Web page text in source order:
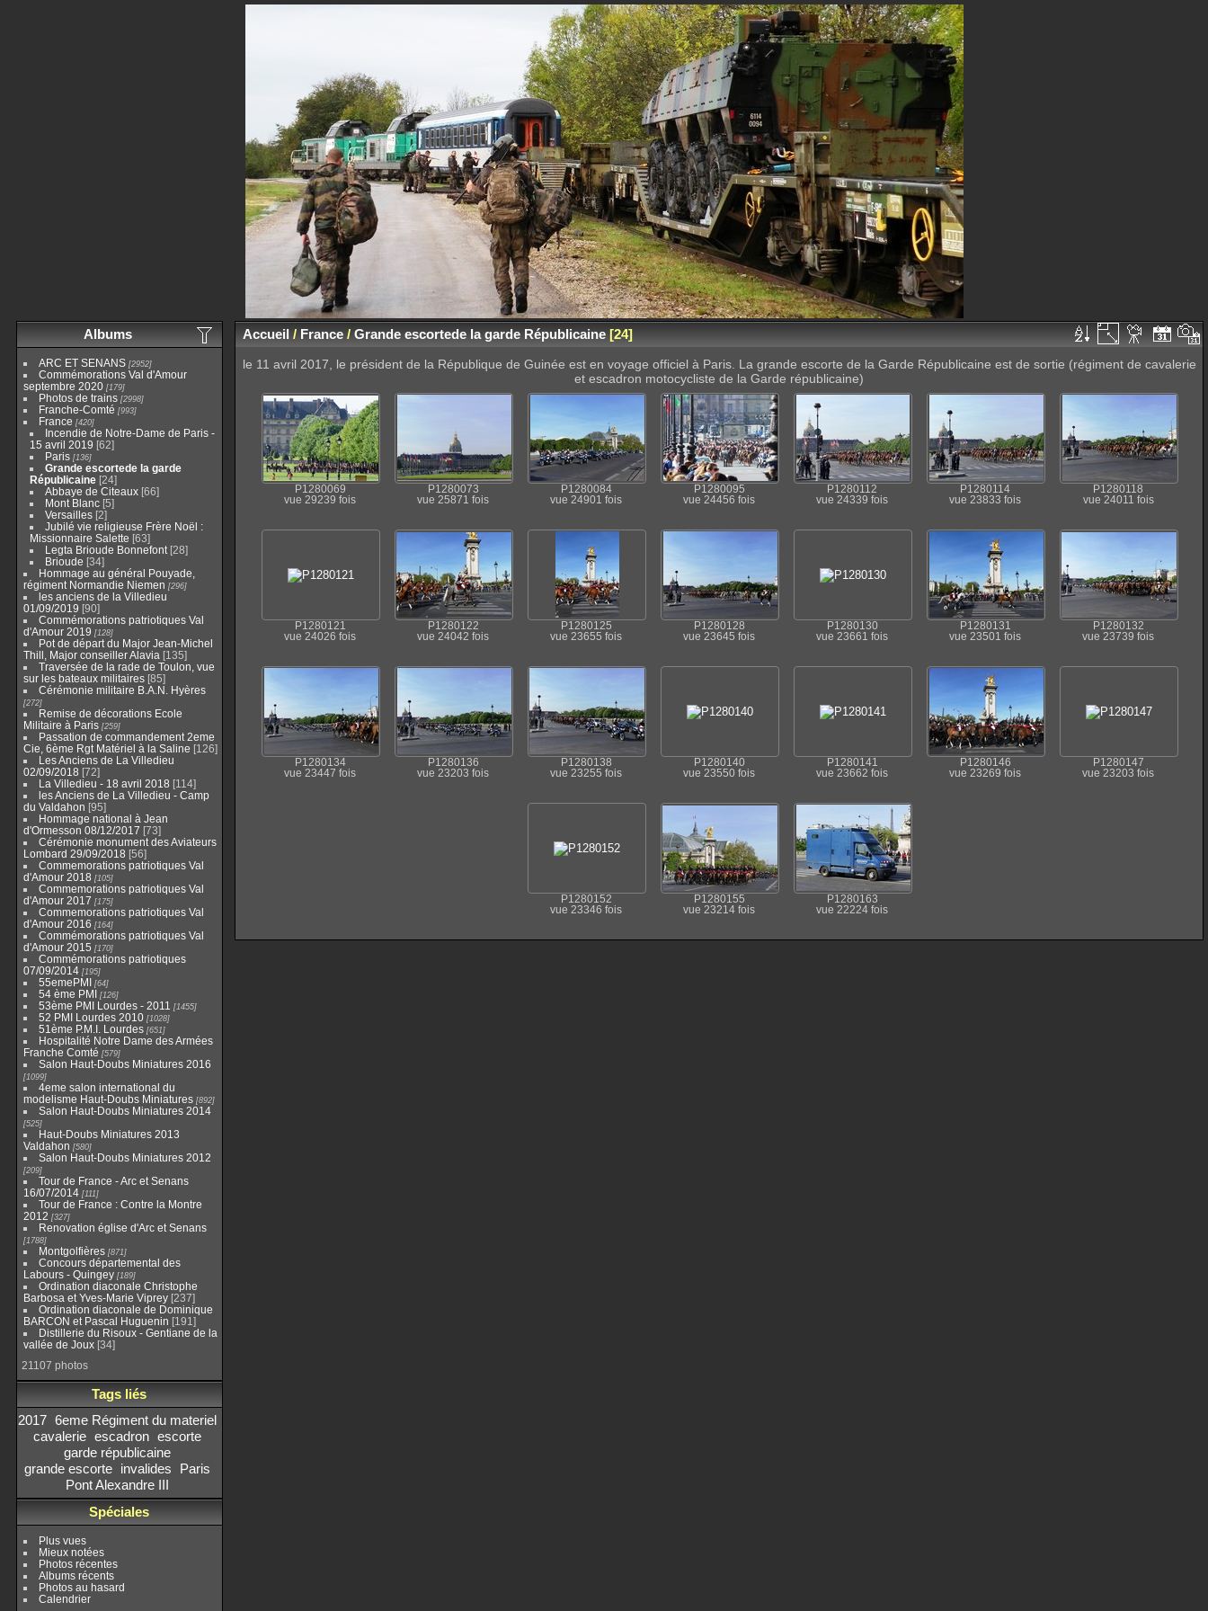
Albums
ARC ET SENANS 2952
Commémorations Val d'Amour
septembre 2020 179
Photos de trains 2998
Franche-Comté 993
France 420
Incendie de Notre-Dame de Paris -
15 avril 2019 62
Paris 136
Grande escortede la garde
Républicaine 24
Abbaye de Citeaux 66
Mont Blanc 5
Versailles 2
Jubilé vie religieuse Frère Noël :
Missionnaire Salette 63
Legta Brioude Bonnefont 28
Brioude 34
Hommage au général Pouyade,
régiment Normandie Niemen
296
les anciens de la Villedieu
01/09/2019 90
Commémorations patriotiques Val
d'Amour 2019
128
Pot de départ du Major Jean-Michel
Thill, Major conseiller Alavia 135
Traversée de la rade de Toulon, vue
sur les bateaux militaires 85
Cérémonie militaire B.A.N. Hyères
272
Remise de décorations Ecole
Militaire à Paris 259
Passation de commandement 2eme
Cie, 6ème Rgt Matériel à la Saline 126
Les Anciens de La Villedieu
02/09/2018 72
La Villedieu - 18 avril 2018 114
les Anciens de La Villedieu - Camp
du Valdahon 95
Hommage national à Jean
d'Ormesson 08/12/2017 73
Cérémonie monument des Aviateurs
Lombard 29/09/2018 56
Commemorations patriotiques Val
d'Amour 2018
105
Commemorations patriotiques Val
d'Amour 2017
175
Commemorations patriotiques Val
d'Amour 2016
164
Commémorations patriotiques Val
d'Amour 2015
170
Commémorations patriotiques
07/09/2014 195
55emePMI 64
54 ème PMI 126
53ème PMI Lourdes - 2011 1455
52 PMI Lourdes 2010 1028
51ème P.M.I. Lourdes 651
Hospitalité Notre Dame des Armées
Franche Comté
579
Salon Haut-Doubs Miniatures 2016
1099
4eme salon international du
modelisme Haut-Doubs Miniatures 892
Salon Haut-Doubs Miniatures 2014
525
Haut-Doubs Miniatures 2013
Valdahon
580
Salon Haut-Doubs Miniatures 2012
209
Tour de France - Arc et Senans
16/07/2014 111
Tour de France : Contre la Montre
2012
327
Renovation église d'Arc et Senans
1788
Montgolfières 871
Concours départemental des
Labours - Quingey 189
Ordination diaconale Christophe
Barbosa et Yves-Marie Viprey 237
Ordination diaconale de Dominique
BARCON et Pascal Huguenin 191
Distillerie du Risoux - Gentiane de la
vallée de Joux 34
21107 photos
Tags liés
2017 6eme Régiment du materiel
cavalerie escadron escorte
garde républicaine
grande escorte invalides
Paris
Pont Alexandre III
Spéciales
Plus vues
Mieux notées
Photos récentes
Albums récents
Photos au hasard
Calendrier
Accueil/ France/ Grande escortede la garde Républicaine 24
le 11 avril 2017, le président de la République de Guinée est en voyage officiel à Paris. La grande escorte de la Garde Républicaine est de sortie (régiment de cavalerie
et escadron motocycliste de la Garde républicaine)
P1280069
vue 29239 fois
P1280073
vue 25871 fois
P1280084
vue 24901 fois
P1280095
vue 24456 fois
P1280112
vue 24339 fois
P1280114
vue 23833 fois
P1280118
vue 24011 fois
P1280121
vue 24026 fois
P1280122
vue 24042 fois
P1280125
vue 23655 fois
P1280128
vue 23645 fois
P1280130
vue 23661 fois
P1280131
vue 23501 fois
P1280132
vue 23739 fois
P1280134
vue 23447 fois
P1280136
vue 23203 fois
P1280138
vue 23255 fois
P1280140
vue 23550 fois
P1280141
vue 23662 fois
P1280146
vue 23269 fois
P1280147
vue 23203 fois
P1280152
vue 23346 fois
P1280155
vue 23214 fois
P1280163
vue 22224 fois